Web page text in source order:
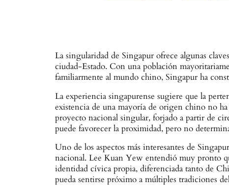
La singularidad de Singapur ofrece algunas
ciudad-Estado. Con una población
familiarmente al mundo chino, Singapur ha
La experiencia singapurense sugiere que la
existencia de una mayoría de origen chino no
proyecto nacional singular, forjado a partir de
puede favorecer la proximidad, pero no
Uno de los aspectos más interesantes de
nacional. Lee Kuan Yew entendió muy pronto
identidad cívica propia, diferenciada tanto de
pueda sentirse próximo a múltiples tradiciones